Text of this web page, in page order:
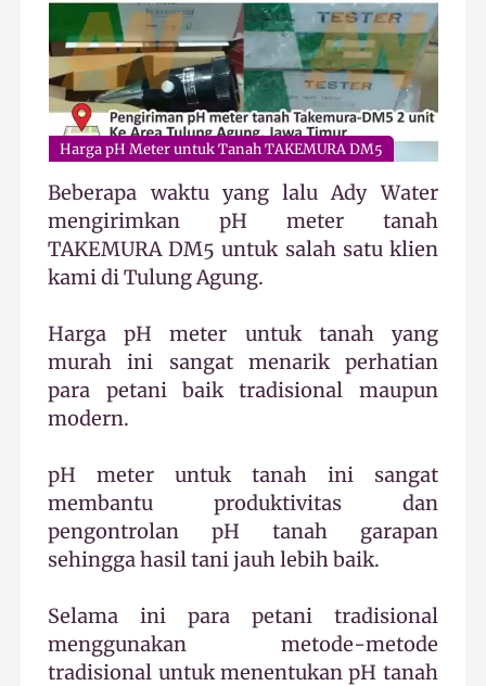
Harga pH Meter untuk Tanah TAKEMURA DM5
Beberapa waktu yang lalu Ady Water
mengirimkan pH meter tanah
TAKEMURA DM5 untuk salah satu klien
kami di Tulung Agung.
Harga pH meter untuk tanah yang
murah ini sangat menarik perhatian
para petani baik tradisional maupun
modern.
pH meter untuk tanah ini sangat
membantu produktivitas dan
pengontrolan pH tanah garapan
sehingga hasil tani jauh lebih baik.
Selama ini para petani tradisional
menggunakan metode-metode
tradisional untuk menentukan pH tanah